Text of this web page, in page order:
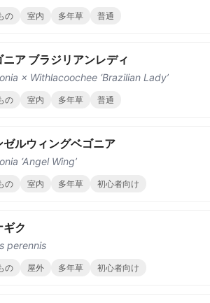
の 室内 多年草 普通
ニア ブラジリアンレディ
× Withlacoochee ‘Brazilian Lady’
の 室内 多年草 普通
ゼルウィングベゴニア
‘Angel Wing’
の 室内 多年草 初心者向け
ギク
perennis
の 屋外 多年草 初心者向け